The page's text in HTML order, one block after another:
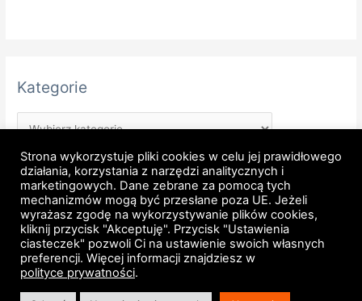
Kategorie
Strona główna Regulamin
Polityka prywatności
Regulamin newsletter
Licencje Enterprise Architect
Mapa witryny
Strona wykorzystuje pliki cookies w celu jej prawidłowego
działania, korzystania z narzędzi analitycznych i
marketingowych. Dane zebrane za pomocą tych
mechanizmów mogą być przesłane poza UE. Jeżeli
wyrażasz zgodę na wykorzystywanie plików cookies,
kliknij przycisk "Akceptuję". Przycisk "Ustawienia
ciasteczek" pozwoli Ci na ustawienie swoich własnych
preferencji. Więcej informacji znajdziesz w
polityce prywatności.